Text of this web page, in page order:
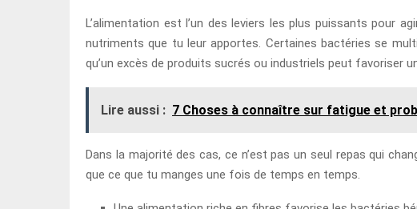
L’alimentation est l’un des leviers les plus puissants pour
nutriments que tu leur apportes. Certaines bactéries se
qu’un excès de produits sucrés ou industriels peut favoriser
Lire aussi : 7 Choses à connaître sur fatigue et
Dans la majorité des cas, ce n’est pas un seul repas qui
que ce que tu manges une fois de temps en temps.